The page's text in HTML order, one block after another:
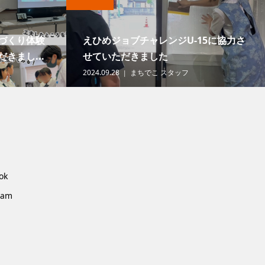
くり体験
きまし...
えひめジョブチャレンジU-15に協力さ
せていただきました
2024.09.28 まちでこ スタッフ